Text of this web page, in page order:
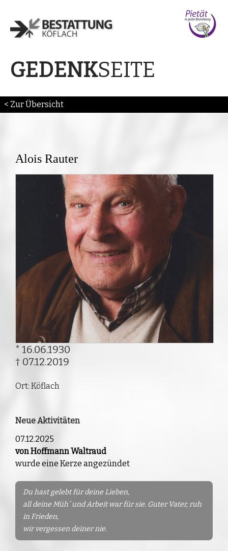
GEDENKSEITE
< Zur Übersicht
Alois Rauter
* 16.06.1930
† 07.12.2019
Ort: Köflach
Neue Aktivitäten
07.12.2025
von Hoffmann Waltraud
wurde eine Kerze angezündet
Du hast gelebt für deine Lieben,
all deine Müh´ und Arbeit war für sie. Guter Vater, ruh
in Frieden,
wir vergessen deiner nie.